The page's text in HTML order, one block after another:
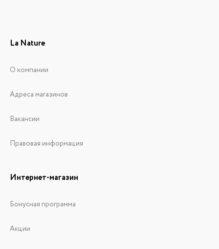
La Nature
О компании
Адреса магазинов
Вакансии
Правовая информация
Интернет-магазин
Бонусная программа
Акции